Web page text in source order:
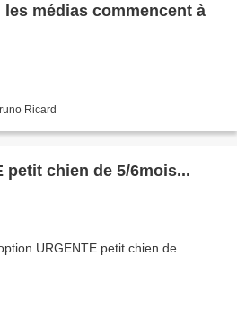
médias commencent à
Ricard
petit chien de 5/6mois...